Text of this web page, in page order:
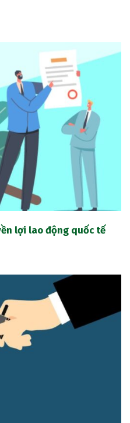
lợi lao động quốc tế